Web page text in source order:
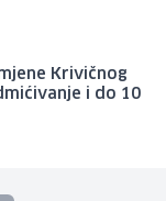
Krivičnog
i do 10